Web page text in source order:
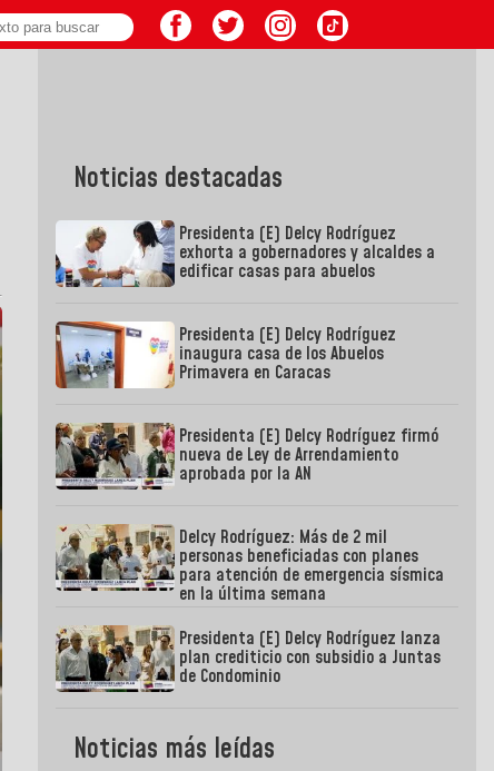
Noticias destacadas
Presidenta (E) Delcy Rodríguez
exhorta a gobernadores y alcaldes a
edificar casas para abuelos
Presidenta (E) Delcy Rodríguez
inaugura casa de los Abuelos
Primavera en Caracas
Presidenta (E) Delcy Rodríguez firmó
nueva de Ley de Arrendamiento
aprobada por la AN
Delcy Rodríguez: Más de 2 mil
personas beneficiadas con planes
para atención de emergencia sísmica
en la última semana
Presidenta (E) Delcy Rodríguez lanza
plan crediticio con subsidio a Juntas
de Condominio
Noticias más leídas